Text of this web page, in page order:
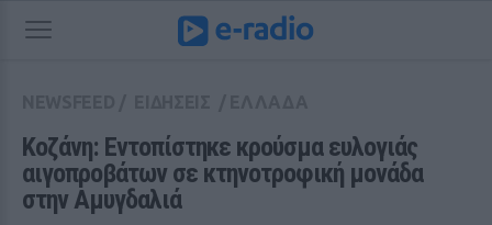
Κοζάνη: Εντοπίστηκε κρούσμα ευλογιάς
αιγοπροβάτων σε κτηνοτροφική μονάδα
στην Αμυγδαλιά